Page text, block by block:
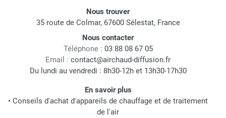
Nous trouver
35 route de Colmar, 67600 Sélestat, France
Nous contacter
Téléphone : 03 88 08 67 05
Email : contact@airchaud-diffusion.fr
Du lundi au vendredi : 8h30-12h et 13h30-17h30
En savoir plus
• Conseils d'achat d'appareils de chauffage et de traitement
de l'air